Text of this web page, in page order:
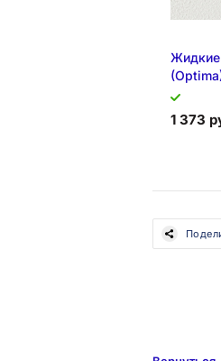
Жидкие
1 373